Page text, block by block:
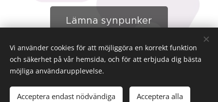
Lämna synpunker
Boende | Arbete | Fritid
Vi använder cookies för att möjliggöra en korrekt funktion
och säkerhet på vår hemsida, och för att erbjuda dig bästa
möjliga användarupplevelse.
Acceptera endast nödvändiga Acceptera alla